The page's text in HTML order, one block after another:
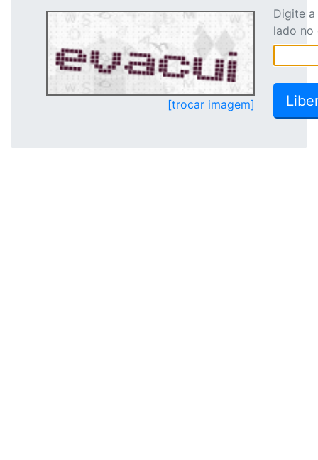
[trocar imagem]
Digite
lado no